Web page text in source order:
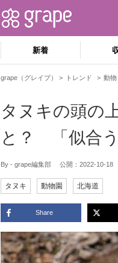
新着
grape（グレイプ） トレンド 動物
タヌキの頭の
と？ 「似合う
By - grape編集部 公開： 2022-10-18
タヌキ 動物園 北海道
Share